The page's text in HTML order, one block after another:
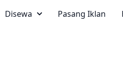
Disewa Pasang Iklan